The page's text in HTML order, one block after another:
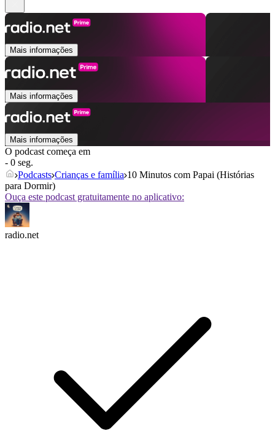
Mais informações
Mais informações
Mais informações
O podcast começa em
- 0 seg.
Podcasts Crianças e família 10 Minutos com Papai (Histórias
para Dormir)
Ouça este podcast gratuitamente no aplicativo:
radio.net